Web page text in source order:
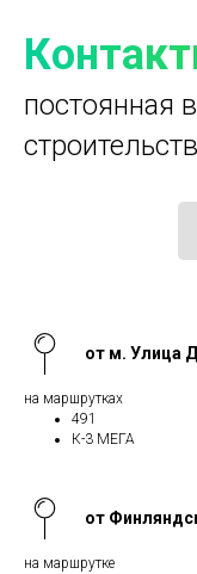
постоянная
от м. Улица
на маршрутках
491
К-3 МЕГА
от
на маршрутке